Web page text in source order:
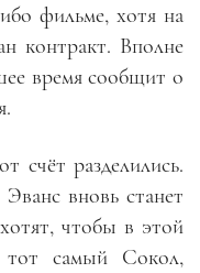
фильме, хотя на
контракт. Вполне
время сообщит о
счёт разделились.
вновь станет
чтобы в этой
тот самый Сокол,